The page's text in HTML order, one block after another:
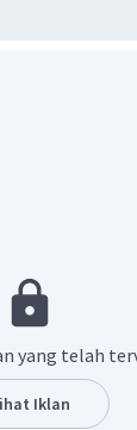
(jika
atas diperoleh
yang telah
Iklan